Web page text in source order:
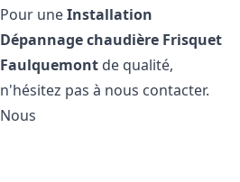
Pour uneInstallation
Dépannage chaudière Frisquet
Faulquemont de qualité,
n'hésitez pas à nous contacter.
Nous